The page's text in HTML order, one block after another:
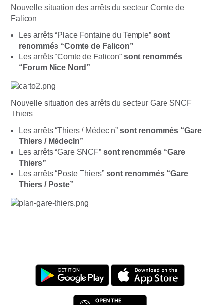
Nouvelle situation des arrêts du secteur Comte de
Falicon
Les arrêts “Place Fontaine du Temple” sont
renommés “Comte de Falicon”
Les arrêts “Comte de Falicon” sont renommés
“Forum Nice Nord”
Nouvelle situation des arrêts du secteur Gare SNCF
Thiers
Les arrêts “Thiers / Médecin” sont renommés “Gare
Thiers / Médecin”
Les arrêts “Gare SNCF” sont renommés “Gare
Thiers”
Les arrêts “Poste Thiers” sont renommés “Gare
Thiers / Poste”